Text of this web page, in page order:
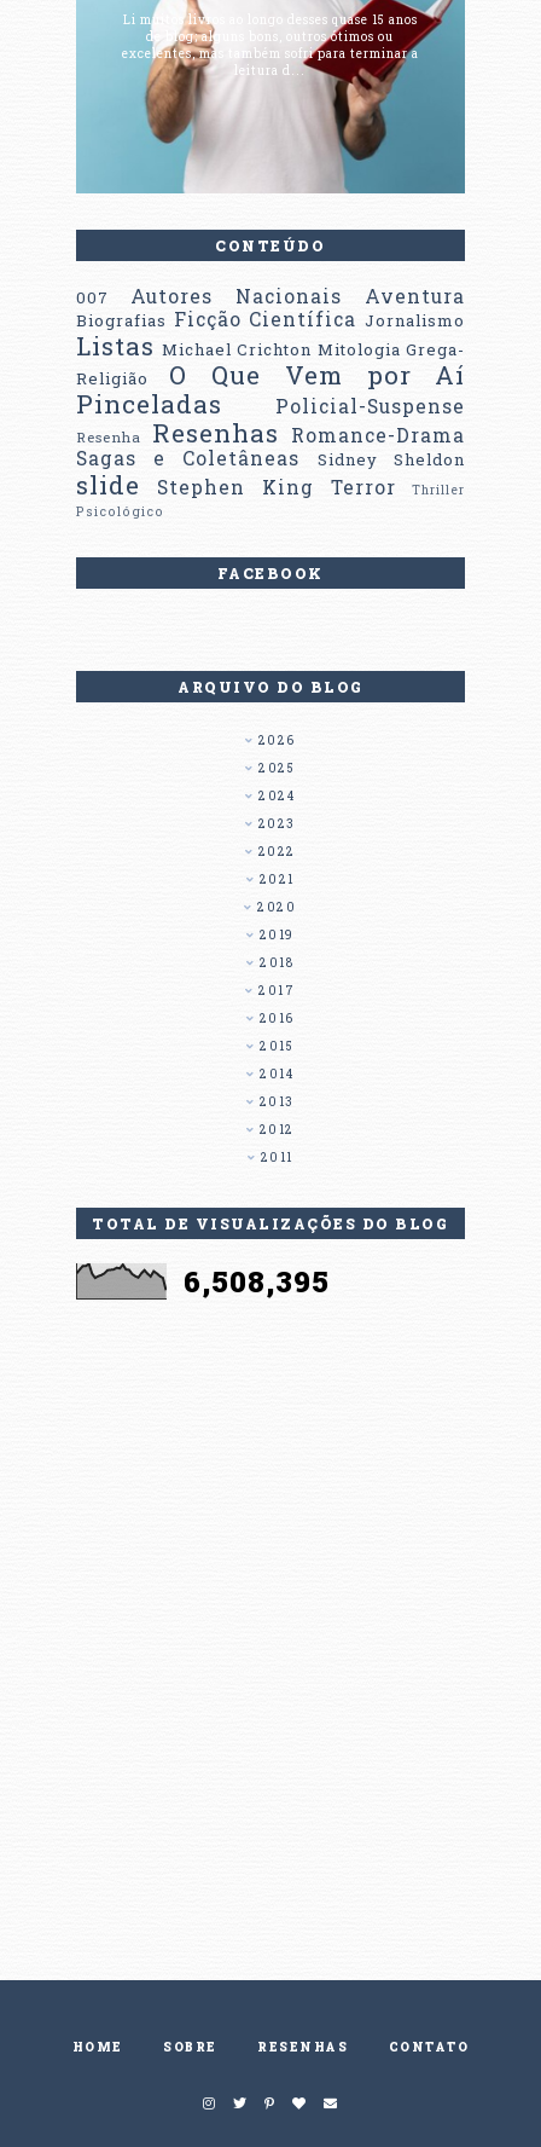
Li muitos livros ao longo desses quase 15 anos
de blog; alguns bons, outros ótimos ou
excelentes, mas também sofri para terminar a
leitura d...
CONTEÚDO
007 Autores Nacionais Aventura
Biografias Ficção Científica Jornalismo
Listas Michael Crichton Mitologia Grega-
Religião
O Que Vem por Aí
Pinceladas
Policial-Suspense
Resenha Resenhas
Romance-Drama
Sagas e Coletâneas
Sidney Sheldon
slide Stephen King Terror
Thriller
Psicológico
FACEBOOK
ARQUIVO DO BLOG
2026
2025
2024
2023
2022
2021
2020
2019
2018
2017
2016
2015
2014
2013
2012
2011
TOTAL DE VISUALIZAÇÕES DO BLOG
6,508,395
HOME SOBRE RESENHAS CONTATO